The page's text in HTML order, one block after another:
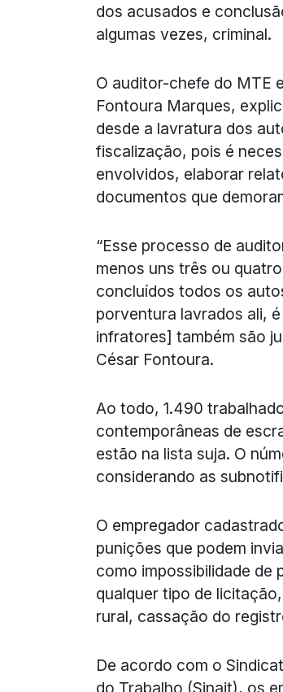
dos acusados e
algumas vezes, criminal.
O auditor-chefe do MTE
Fontoura Marques,
desde a lavratura dos
fiscalização, pois é
envolvidos, elaborar
documentos que
“Esse processo de
menos uns três ou
concluídos todos os
porventura lavrados ali,
infratores] também são
César Fontoura.
Ao todo, 1.490
contemporâneas de
estão na lista suja. O
considerando as
O empregador
punições que podem
como impossibilidade de
qualquer tipo de
rural, cassação do
De acordo com o
do Trabalho (Sinait), os